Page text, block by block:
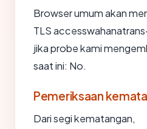
Browser umum akan
TLS
jika probe kami
saat ini: No.
Pemeriksaan
Dari segi kematangan,